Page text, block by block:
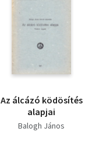
Az álcázó ködösítés
alapjai
Balogh János